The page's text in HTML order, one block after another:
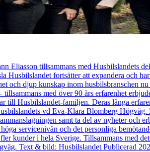
Eliasson tillsammans med Husbilslandets
fortsätter att expandera och
och djup kunskap inom husbilsbranschen
med över 90 års erfarenhet
Husbilslandet-familjen. Deras långa
vd Eva-Klara Blomberg
samt ta del av nyheter och
servicenivån och det personliga
kunder i hela Sverige. Tillsammans med
Text & bild: Husbilslandet Publicerad